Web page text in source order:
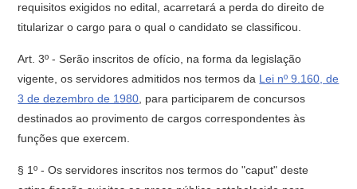
requisitos exigidos no edital, acarretará a perda do direito de
titularizar o cargo para o qual o candidato se classificou.
Art. 3º - Serão inscritos de ofício, na forma da legislação
vigente, os servidores admitidos nos termos da Lei nº 9.160, de
3 de dezembro de 1980 , para participarem de concursos
destinados ao provimento de cargos correspondentes às
funções que exercem.
§ 1º - Os servidores inscritos nos termos do "caput" deste